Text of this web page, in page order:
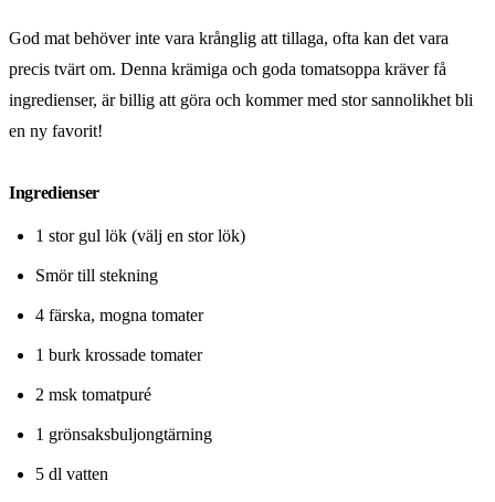
God mat behöver inte vara krånglig att tillaga, ofta kan det vara
precis tvärt om. Denna krämiga och goda tomatsoppa kräver få
ingredienser, är billig att göra och kommer med stor sannolikhet bli
en ny favorit!
Ingredienser
1 stor gul lök (välj en stor lök)
Smör till stekning
4 färska, mogna tomater
1 burk krossade tomater
2 msk tomatpuré
1 grönsaksbuljongtärning
5 dl vatten